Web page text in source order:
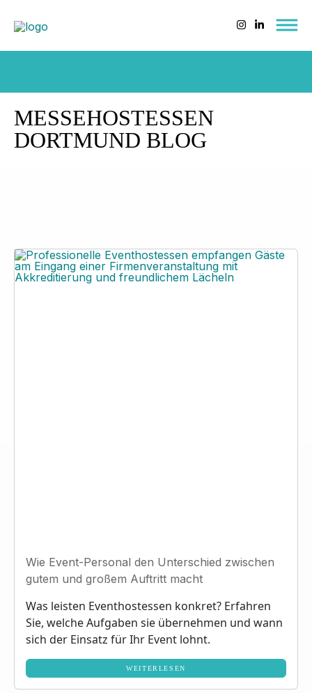
MESSEHOSTESSEN
DORTMUND BLOG
Wie Event-Personal den Unterschied zwischen
gutem und großem Auftritt macht
Was leisten Eventhostessen konkret? Erfahren
Sie, welche Aufgaben sie übernehmen und wann
sich der Einsatz für Ihr Event lohnt.
WEITERLESEN